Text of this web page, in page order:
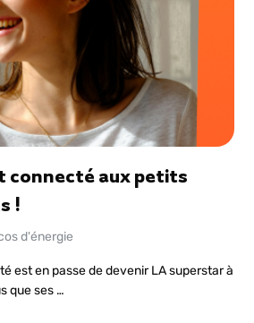
aux petits
!
d'énergie
est en passe de devenir LA superstar à
que ses …